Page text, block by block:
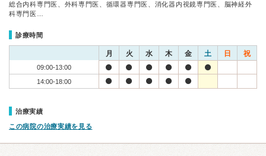
総合内科専門医、外科専門医、循環器専門医、消化器内視鏡専門医、脳神経外
科専門医…
診療時間
月 火 水 木 金 土 日 祝
09:00-13:00
14:00-18:00
治療実績
この病院の治療実績を見る